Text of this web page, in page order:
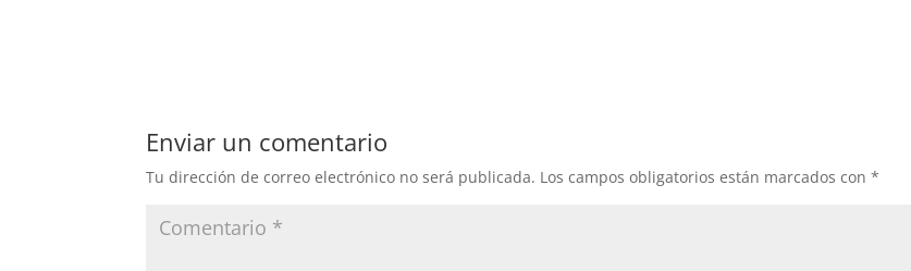
Enviar un comentario
Tu dirección de correo electrónico no será publicada. Los campos obligatorios están marcados con*